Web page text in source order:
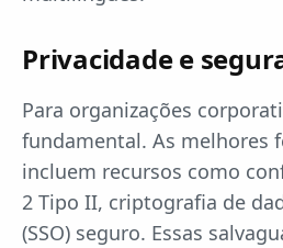
Privacidade e
Para organizações
fundamental. As melhores
incluem recursos como
2 Tipo II, criptografia de
(SSO) seguro. Essas